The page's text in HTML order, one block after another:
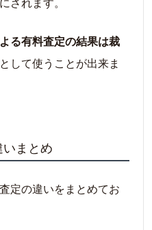
る有料査定の結果は裁
として使うことが出来ま
まとめ
定の違いをまとめてお